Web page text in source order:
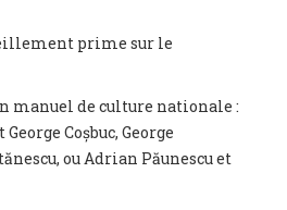
prime sur le
manuel de culture nationale :
Coșbuc, George
ou Adrian Păunescu et